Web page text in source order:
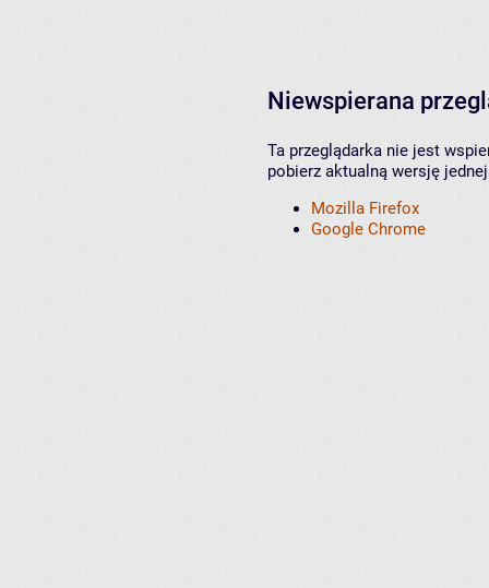
Niewspierana
Ta przeglądarka nie jest
pobierz aktualną wersję
Mozilla Firefox
Google Chrome